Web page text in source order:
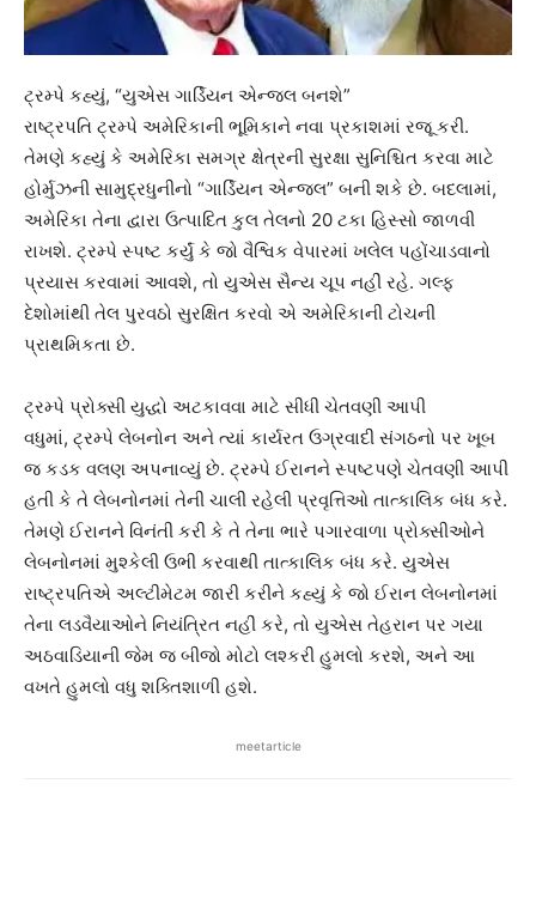
ટ્રમ્પે કહ્યું, “યુએસ ગાર્ડિયન એન્જલ બનશે”
રાષ્ટ્રપતિ ટ્રમ્પે અમેરિકાની ભૂમિકાને નવા પ્રકાશમાં રજૂ કરી.
તેમણે કહ્યું કે અમેરિકા સમગ્ર ક્ષેત્રની સુરક્ષા સુનિશ્ચિત કરવા માટે
હોર્મુઝની સામુદ્રધુનીનો “ગાર્ડિયન એન્જલ” બની શકે છે. બદલામાં,
અમેરિકા તેના દ્વારા ઉત્પાદિત કુલ તેલનો 20 ટકા હિસ્સો જાળવી
રાખશે. ટ્રમ્પે સ્પષ્ટ કર્યું કે જો વૈશ્વિક વેપારમાં ખલેલ પહોંચાડવાનો
પ્રયાસ કરવામાં આવશે, તો યુએસ સૈન્ય ચૂપ નહીં રહે. ગલ્ફ
દેશોમાંથી તેલ પુરવઠો સુરક્ષિત કરવો એ અમેરિકાની ટોચની
પ્રાથમિકતા છે.
ટ્રમ્પે પ્રોક્સી યુદ્ધો અટકાવવા માટે સીધી ચેતવણી આપી
વધુમાં, ટ્રમ્પે લેબનોન અને ત્યાં કાર્યરત ઉગ્રવાદી સંગઠનો પર ખૂબ
જ કડક વલણ અપનાવ્યું છે. ટ્રમ્પે ઈરાનને સ્પષ્ટપણે ચેતવણી આપી
હતી કે તે લેબનોનમાં તેની ચાલી રહેલી પ્રવૃત્તિઓ તાત્કાલિક બંધ કરે.
તેમણે ઈરાનને વિનંતી કરી કે તે તેના ભારે પગારવાળા પ્રોક્સીઓને
લેબનોનમાં મુશ્કેલી ઉભી કરવાથી તાત્કાલિક બંધ કરે. યુએસ
રાષ્ટ્રપતિએ અલ્ટીમેટમ જારી કરીને કહ્યું કે જો ઈરાન લેબનોનમાં
તેના લડવૈયાઓને નિયંત્રિત નહીં કરે, તો યુએસ તેહરાન પર ગયા
અઠવાડિયાની જેમ જ બીજો મોટો લશ્કરી હુમલો કરશે, અને આ
વખતે હુમલો વધુ શક્તિશાળી હશે.
meetarticle